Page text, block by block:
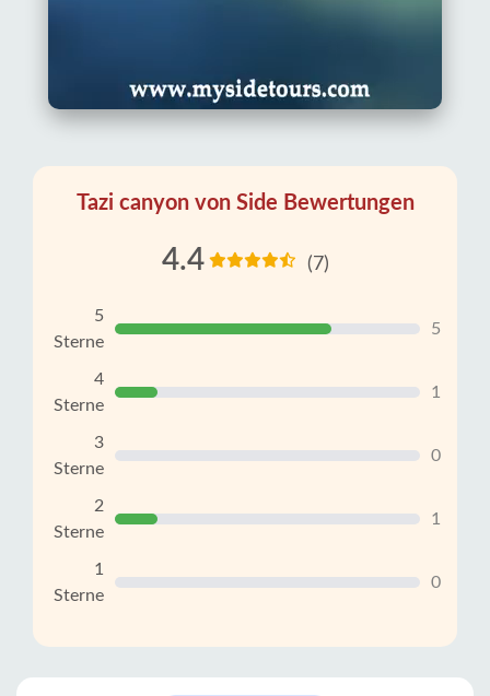
Tazi canyon von Side Bewertungen
4.4 (7)
5
Sterne
5
4
Sterne
1
3
Sterne
0
2
Sterne
1
1
Sterne
0